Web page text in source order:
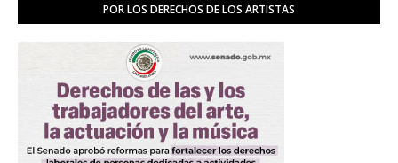
POR LOS DERECHOS DE LOS ARTISTAS